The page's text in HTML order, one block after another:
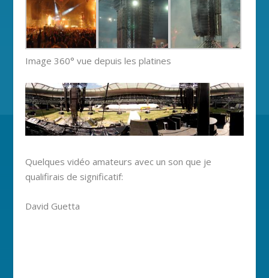
Image 360° vue depuis les platines
Quelques vidéo amateurs avec un son que je
qualifirais de significatif:
David Guetta